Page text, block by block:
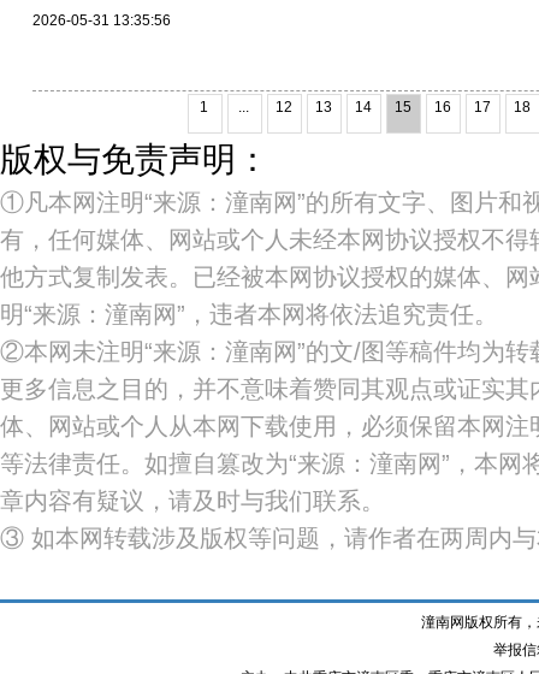
2026-05-31 13:35:56
1 ... 12 13 14 15 16 17 18
版权与免责声明：
①凡本网注明“来源：潼南网”的所有文字、图片和
有，任何媒体、网站或个人未经本网协议授权不
他方式复制发表。已经被本网协议授权的媒体、
明“来源：潼南网”，违者本网将依法追究责任。
②本网未注明“来源：潼南网”的文/图等稿件均为
更多信息之目的，并不意味着赞同其观点或证实
体、网站或个人从本网下载使用，必须保留本网注
等法律责任。如擅自篡改为“来源：潼南网”，本网
章内容有疑议，请及时与我们联系。
③ 如本网转载涉及版权等问题，请作者在两周内
潼南网版权所有
举报